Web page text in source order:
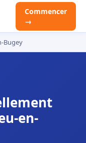
Commencer
→
Bugey
en-